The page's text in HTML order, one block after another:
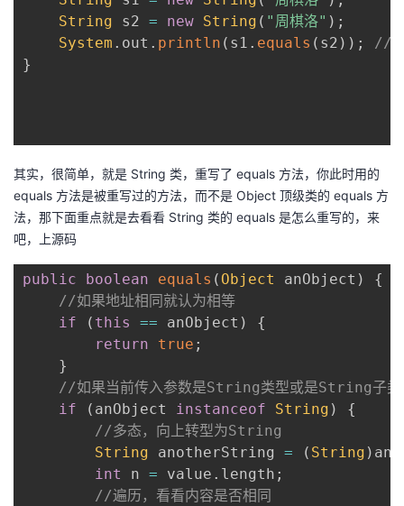
String s2 = new String ( "周棋洛" ) ;
System . out . println ( s1 . equals ( s2 ) ) ;
//
}
其实，很简单，就是 String 类，重写了 equals 方法，你此时用的
equals 方法是被重写过的方法，而不是 Object 顶级类的 equals 方
法，那下面重点就是去看看 String 类的 equals 是怎么重写的，来
吧，上源码
public boolean equals ( Object anObject )
{
//如果地址相同就认为相等
if
( this == anObject )
{
return
true ;
}
//如果当前传入参数是String类型或是String子类
if
( anObject instanceof String )
{
//多态，向上转型为String
String anotherString = ( String )
int
n = value . length ;
//遍历，看看内容是否相同